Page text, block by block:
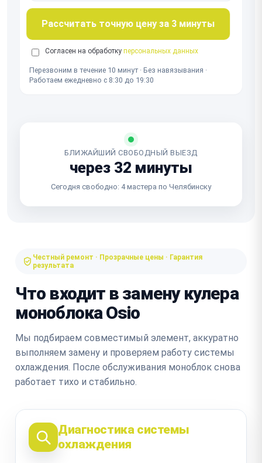
Рассчитать точную цену за 3 минуты
Согласен на обработку персональных данных
Перезвоним в течение 10 минут · Без навязывания ·
Работаем ежедневно с 8:30 до 19:30
БЛИЖАЙШИЙ СВОБОДНЫЙ ВЫЕЗД
через 32 минуты
Сегодня свободно: 4 мастера по Челябинску
Честный ремонт · Прозрачные цены · Гарантия
результата
Что входит в замену кулера
моноблока Osio
Мы подбираем совместимый элемент, аккуратно
выполняем замену и проверяем работу системы
охлаждения. После обслуживания моноблок снова
работает тихо и стабильно.
Диагностика системы
охлаждения